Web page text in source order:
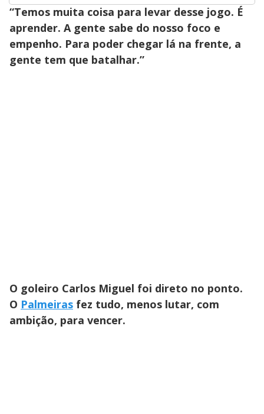
“Temos muita coisa para levar desse jogo. É
aprender. A gente sabe do nosso foco e
empenho. Para poder chegar lá na frente, a
gente tem que batalhar.”
O goleiro Carlos Miguel foi direto no ponto.
O Palmeiras fez tudo, menos lutar, com
ambição, para vencer.